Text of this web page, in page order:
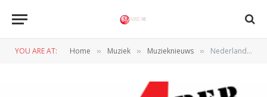
YOU ARE AT: Home » Muziek » Muzieknieuws » Nederland schreeuwt om cultuur